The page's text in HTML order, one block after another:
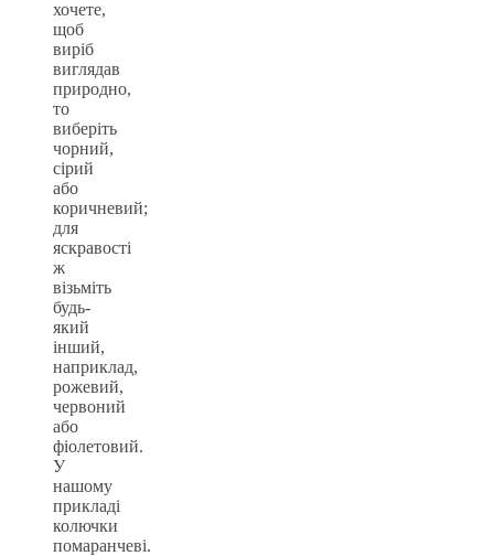
хочете,
щоб
виріб
виглядав
природно,
то
виберіть
чорний,
сірий
або
коричневий;
для
яскравості
ж
візьміть
будь-
який
інший,
наприклад,
рожевий,
червоний
або
фіолетовий.
У
нашому
прикладі
колючки
помаранчеві.